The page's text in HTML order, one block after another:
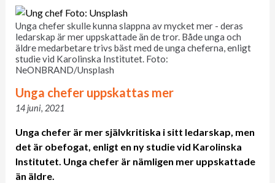
Unga chefer skulle kunna slappna av mycket mer - deras
ledarskap är mer uppskattade än de tror. Både unga och
äldre medarbetare trivs bäst med de unga cheferna, enligt
studie vid Karolinska Institutet. Foto:
NeONBRAND/Unsplash
Unga chefer uppskattas mer
14 juni, 2021
Unga chefer är mer självkritiska i sitt ledarskap, men
det är obefogat, enligt en ny studie vid Karolinska
Institutet. Unga chefer är nämligen mer uppskattade
än äldre.